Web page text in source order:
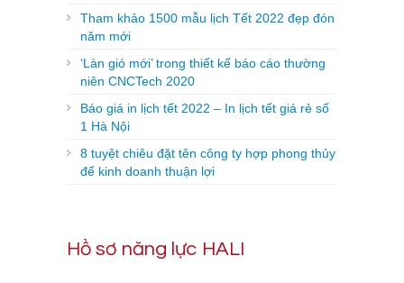
Tham khảo 1500 mẫu lịch Tết 2022 đẹp đón
năm mới
‘Làn gió mới’ trong thiết kế báo cáo thường
niên CNCTech 2020
Báo giá in lịch tết 2022 – In lịch tết giá rẻ số
1 Hà Nội
8 tuyệt chiêu đặt tên công ty hợp phong thủy
để kinh doanh thuận lợi
Hồ sơ năng lực HALI